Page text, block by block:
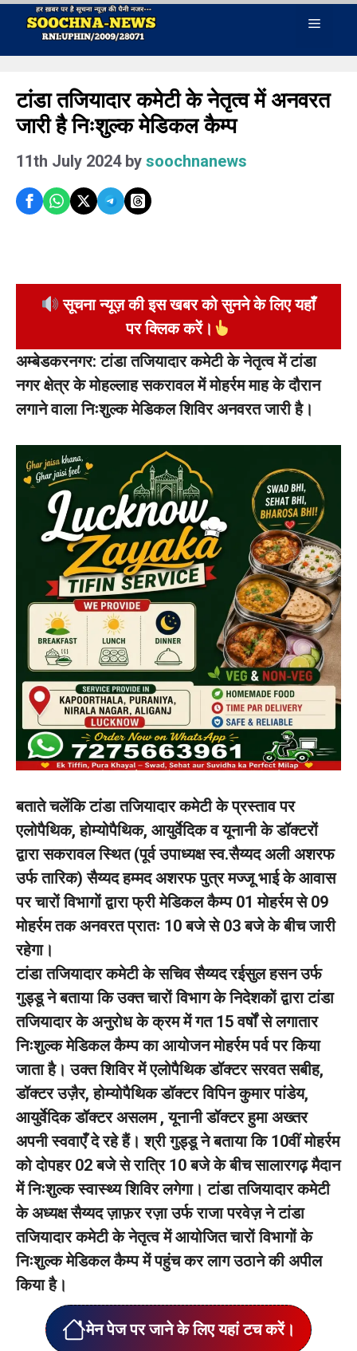
Skip
content
Menu
टांडा तजियादार कमेटी के नेतृत्व में अनवरत
जारी है निःशुल्क मेडिकल कैम्प
11th July 2024 by soochnanews
सूचना न्यूज़ की इस खबर को सुनने के लिए यहाँ
पर क्लिक करें।
अम्बेडकरनगर: टांडा तजियादार कमेटी के नेतृत्व में टांडा
नगर क्षेत्र के मोहल्लाह सकरावल में मोहर्रम माह के दौरान
लगाने वाला निःशुल्क मेडिकल शिविर अनवरत जारी है।
बताते चलेंकि टांडा तजियादार कमेटी के प्रस्ताव पर
एलोपैथिक, होम्योपैथिक, आयुर्वेदिक व यूनानी के डॉक्टरों
द्वारा सकरावल स्थित (पूर्व उपाध्यक्ष स्व.सैय्यद अली अशरफ
उर्फ तारिक) सैय्यद हम्मद अशरफ पुत्र मज्जू भाई के आवास
पर चारों विभागों द्वारा फ्री मेडिकल कैम्प 01 मोहर्रम से 09
मोहर्रम तक अनवरत प्रातः 10 बजे से 03 बजे के बीच जारी
रहेगा।
टांडा तजियादार कमेटी के सचिव सैय्यद रईसुल हसन उर्फ
गुड्डू ने बताया कि उक्त चारों विभाग के निदेशकों द्वारा टांडा
तजियादार के अनुरोध के क्रम में गत 15 वर्षों से लगातार
निःशुल्क मेडिकल कैम्प का आयोजन मोहर्रम पर्व पर किया
जाता है। उक्त शिविर में एलोपैथिक डॉक्टर सरवत सबीह,
डॉक्टर उज़ैर, होम्योपैथिक डॉक्टर विपिन कुमार पांडेय,
आयुर्वेदिक डॉक्टर असलम , यूनानी डॉक्टर हुमा अख्तर
अपनी स्ववाएँ दे रहे हैं। श्री गुड्डू ने बताया कि 10वीं मोहर्रम
को दोपहर 02 बजे से रात्रि 10 बजे के बीच सालारगढ़ मैदान
में निःशुल्क स्वास्थ्य शिविर लगेगा। टांडा तजियादार कमेटी
के अध्यक्ष सैय्यद ज़ाफ़र रज़ा उर्फ राजा परवेज़ ने टांडा
तजियादार कमेटी के नेतृत्व में आयोजित चारों विभागों के
निःशुल्क मेडिकल कैम्प में पहुंच कर लाग उठाने की अपील
किया है।
मेन पेज पर जाने के लिए यहां टच करें।